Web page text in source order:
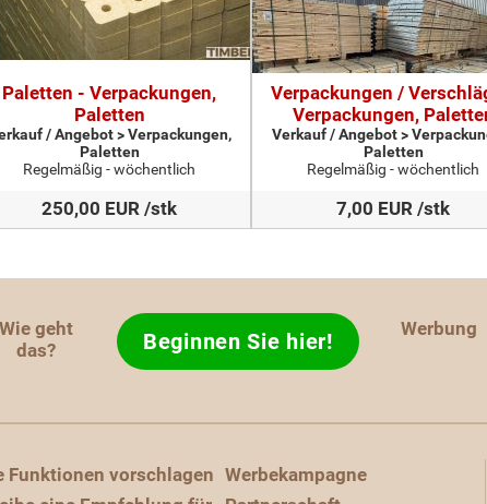
Paletten - Verpackungen,
Paletten
/ Angebot > Verpackungen,
Paletten
Regelmäßig - wöchentlich
250,00 EUR /stk
Verpackungen /
Verpackungen,
Verkauf / Angebot >
Paletten
Regelmäßig - wöchentlich
7,00 EUR /stk
Wie geht
das?
Beginnen Sie hier! Werbung
Funktionen vorschlagen Werbekampagne